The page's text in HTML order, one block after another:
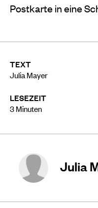
TEXT
Julia Mayer
LESEZEIT
3Minuten
Postkarte in eine
Julia